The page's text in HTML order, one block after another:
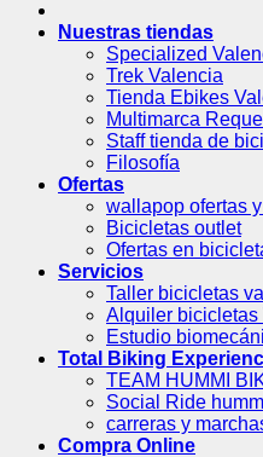
Nuestras tiendas
Specialized
Trek Valencia
Tienda Ebikes
Multimarca
Staff tienda de
Filosofía
Ofertas
wallapop ofertas
Bicicletas outlet
Ofertas en
Servicios
Taller bicicletas
Alquiler bicicletas
Estudio
Total Biking
TEAM HUMMI
Social Ride
carreras y
Compra Online